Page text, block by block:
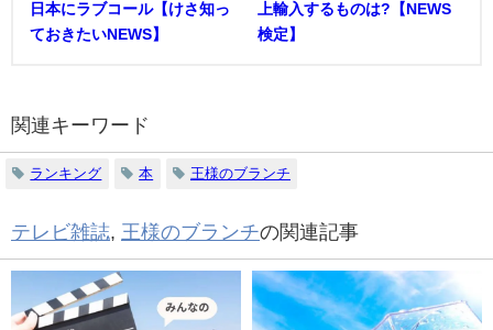
日本にラブコール【けさ知っ
ておきたいNEWS】
上輸入するものは?【NEWS
検定】
関連キーワード
ランキング 本 王様のブランチ
テレビ雑誌, 王様のブランチの関連記事